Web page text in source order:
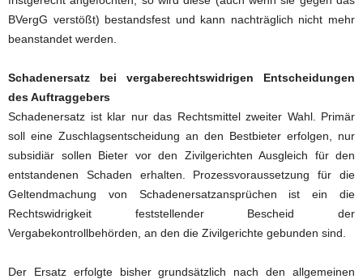
BVergG verstößt) bestandsfest und kann nachträglich nicht mehr
beanstandet werden.
Schadenersatz bei vergaberechtswidrigen Entscheidungen
des Auftraggebers
Schadenersatz ist klar nur das Rechtsmittel zweiter Wahl. Primär
soll eine Zuschlagsentscheidung an den Bestbieter erfolgen, nur
subsidiär sollen Bieter vor den Zivilgerichten Ausgleich für den
entstandenen Schaden erhalten. Prozessvoraussetzung für die
Geltendmachung von Schadenersatzansprüchen ist ein die
Rechtswidrigkeit feststellender Bescheid der
Vergabekontrollbehörden, an den die Zivilgerichte gebunden sind.
Der Ersatz erfolgte bisher grundsätzlich nach den allgemeinen